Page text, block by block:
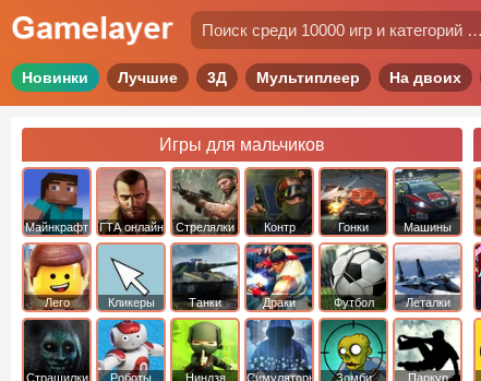
Новинки Лучшие 3Д Мультиплеер На двоих
Игры для мальчиков
Майнкрафт ГТА онлайн Стрелялки
Контр
Страйк
Гонки Машины
Лего Кликеры Танки Драки Футбол Леталки
Страшилки Роботы Ниндзя Симуляторы Зомби Паркур